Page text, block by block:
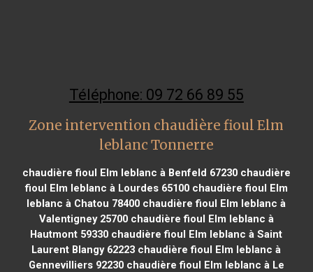
Téléphone: 09 72 66 89 55
Zone intervention chaudière fioul Elm
leblanc Tonnerre
chaudière fioul Elm leblanc à Benfeld 67230chaudière
fioul Elm leblanc à Lourdes 65100chaudière fioul Elm
leblanc à Chatou 78400 chaudière fioul Elm leblanc à
Valentigney 25700chaudière fioul Elm leblanc à
Hautmont 59330 chaudière fioul Elm leblanc à Saint
Laurent Blangy 62223 chaudière fioul Elm leblanc à
Gennevilliers 92230chaudière fioul Elm leblanc à Le